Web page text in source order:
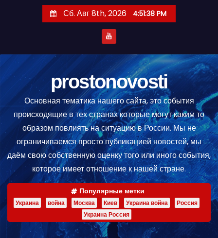
е
р
ж
м
Сб. Авг 8th, 2026 4:51:39 PM
prostonovosti
Основная тематика нашего сайта, это события
происходящие в тех странах которые могут каким то
образом повлиять на ситуацию в России. Мы не
ограничиваемся просто публикацией новостей, мы
даём свою собственную оценку того или иного события,
которое имеет отношение к нашей стране.
Популярные метки
Украина война Москва Киев Украина война
Россия
Украина Россия